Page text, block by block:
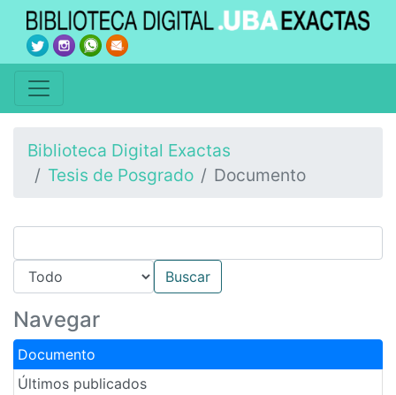
Biblioteca Digital Exactas
Tesis de Posgrado
Documento
Navegar
Documento
Últimos publicados